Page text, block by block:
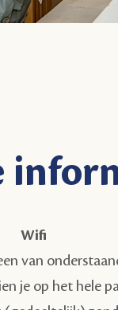
Wifi
van
je op het hele